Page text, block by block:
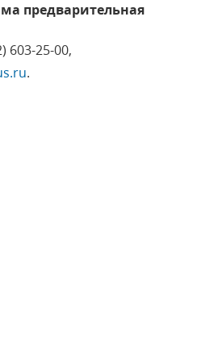
предварительная
603-25-00,
.